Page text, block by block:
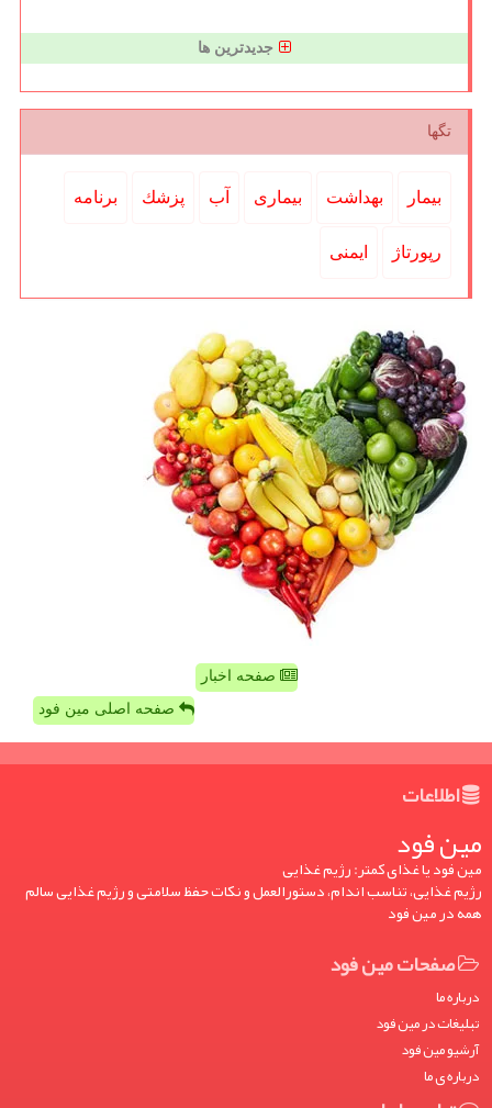
جدیدترین ها
تگها
بیمار بهداشت بیماری آب پزشك برنامه
رپورتاژ ایمنی
صفحه اخبار
صفحه اصلی مین فود
اطلاعات
مین فود
مین فود یا غذای کمتر: رژیم غذایی
رژیم غذایی، تناسب اندام، دستورالعمل و نکات حفظ سلامتی و رژیم غذایی سالم
همه در مین فود
صفحات مین فود
درباره ما
تبلیغات در مین فود
آرشیو مین فود
درباره ی ما